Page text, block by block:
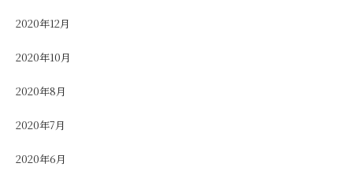
2020年12月
2020年10月
2020年8月
2020年7月
2020年6月